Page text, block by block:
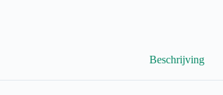
Beschrijving